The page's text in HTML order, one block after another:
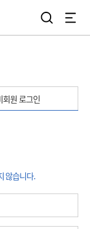
검색
회원 로그인
않습니다.